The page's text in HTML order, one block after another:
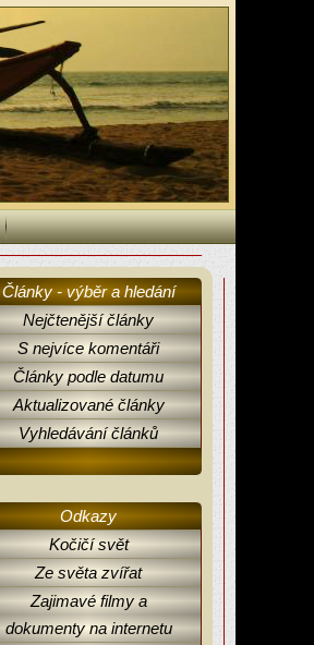
Články - výběr a hledání
Nejčtenější články
S nejvíce komentáři
Články podle datumu
Aktualizované články
Vyhledávání článků
Odkazy
Kočičí svět
Ze světa zvířat
Zajimavé filmy a
dokumenty na internetu